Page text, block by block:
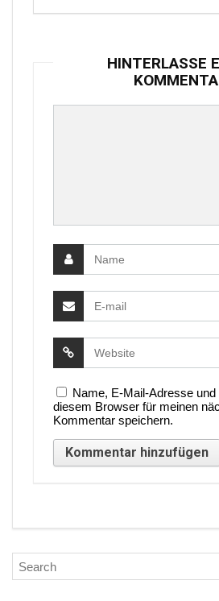
HINTERLASSE
Name, E-Mail-Adresse und
diesem Browser für meinen
Kommentar speichern.